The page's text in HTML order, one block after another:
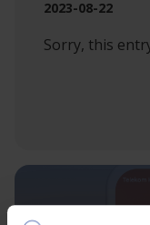
2023-08-22
Sorry, this